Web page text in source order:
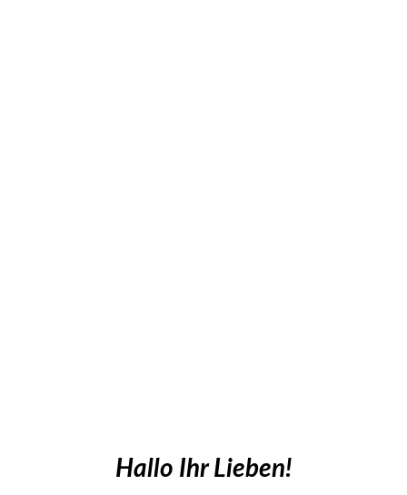
Hallo Ihr Lieben!